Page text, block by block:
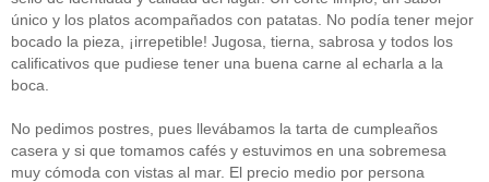
único y los platos acompañados con patatas. No podía tener mejor
bocado la pieza, ¡irrepetible! Jugosa, tierna, sabrosa y todos los
calificativos que pudiese tener una buena carne al echarla a la
boca.
No pedimos postres, pues llevábamos la tarta de cumpleaños
casera y si que tomamos cafés y estuvimos en una sobremesa
muy cómoda con vistas al mar. El precio medio por persona